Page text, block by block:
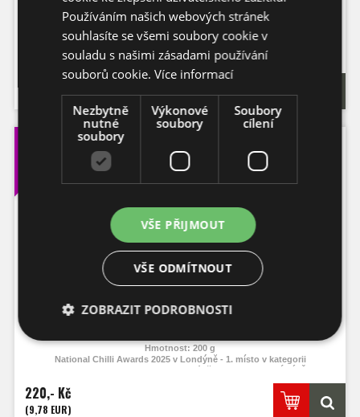
Počet semen: 10 ks
Pálivost: 7
5.000 - 110.000 SHU
CapsicumPubescens
Výška: 60 - 100 cm
Velikost plodů: 2-4 cm
Zrání: 60 dnů
Původ: Kostarika
89,- Kč
(3,96 EUR)
Hmotnost: 200 g
National Chilli Awards 2025 v Londýně - 1. místo v kategorii
Great Taste Awards London, 2025 - 3 hvězdy
International Flavor Awards - Artisan Flavor Awards 2026 - 2. místo v
220,- Kč
(9,78 EUR)
Používáním našich webových stránek
souhlasíte se všemi soubory cookie v
souladu s našimi zásadami používání
souborů cookie.Více informací
Nezbytně
nutné
soubory
Výkonové
soubory
Soubory
cílení
VŠE PŘIJMOUT
VŠE ODMÍTNOUT
ZOBRAZIT PODROBNOSTI